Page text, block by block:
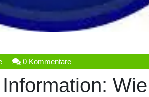
ilk-
online
0 Kommentare